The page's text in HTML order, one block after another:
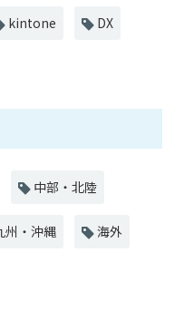
kintone DX
中部・北陸
州・沖縄 海外